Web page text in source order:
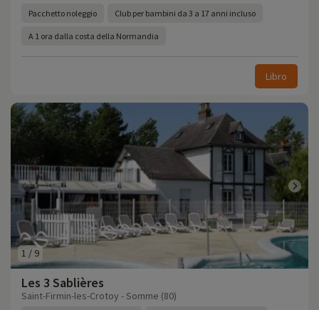
Pacchetto noleggio Club per bambini da 3 a 17 anni incluso
A 1 ora dalla costa della Normandia
Libro
1 / 9
Les 3 Sablières
Saint-Firmin-les-Crotoy - Somme (80)